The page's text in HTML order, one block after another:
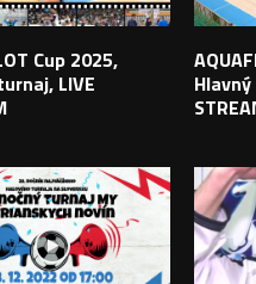
Cup 2025,
LIVE